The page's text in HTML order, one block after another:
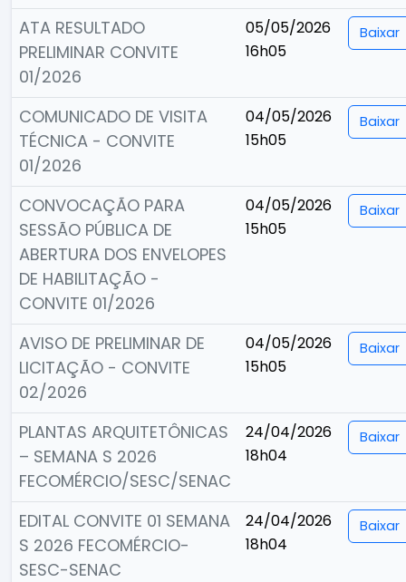
ATA RESULTADO
PRELIMINAR CONVITE
01/2026
05/05/2026
16h05
Baixar
COMUNICADO DE VISITA
TÉCNICA - CONVITE
01/2026
04/05/2026
15h05
Baixar
CONVOCAÇÃO PARA
SESSÃO PÚBLICA DE
ABERTURA DOS ENVELOPES
DE HABILITAÇÃO -
CONVITE 01/2026
04/05/2026
15h05
Baixar
AVISO DE PRELIMINAR DE
LICITAÇÃO - CONVITE
02/2026
04/05/2026
15h05
Baixar
PLANTAS ARQUITETÔNICAS
– SEMANA S 2026
FECOMÉRCIO/SESC/SENAC
24/04/2026
18h04
Baixar
EDITAL CONVITE 01 SEMANA
S 2026 FECOMÉRCIO-
SESC-SENAC
24/04/2026
18h04
Baixar